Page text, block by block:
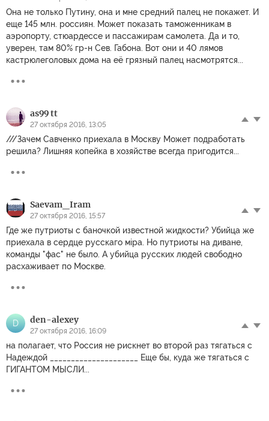
Она не только Путину, она и мне средний палец не покажет. И
еще 145 млн. россиян. Может показать таможенникам в
аэропорту, стюардессе и пассажирам самолета. Да и то,
уверен, там 80% гр-н Сев. Габона. Вот они и 40 лямов
кастрюлеголовых дома на её грязный палец насмотрятся...
as99 tt
27 октября 2016, 13:05
///Зачем Савченко приехала в Москву Может подработать
решила? Лишняя копейка в хозяйстве всегда пригодится...
Sаevam_Iram
27 октября 2016, 15:57
Где же путриоты с баночкой известной жидкости? Убийца же
приехала в сердце русскаго мiра. Но путриоты на диване,
команды "фас" не было. А убийца русских людей свободно
расхаживает по Москве.
D den-alexey
27 октября 2016, 16:09
на полагает, что Россия не рискнет во второй раз тягаться с
Надеждой _____________________ Еще бы, куда же тягаться с
ГИГАНТОМ МЫСЛИ...